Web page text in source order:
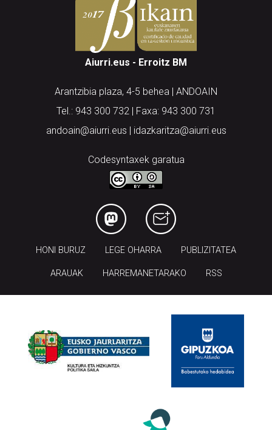
Aiurri.eus - Erroitz BM
Arantzibia plaza, 4-5 behea | ANDOAIN
Tel.: 943 300 732 | Faxa: 943 300 731
andoain@aiurri.eus | idazkaritza@aiurri.eus
Codesyntaxek garatua
HONI BURUZ LEGE OHARRA PUBLIZITATEA
ARAUAK HARREMANETARAKO RSS